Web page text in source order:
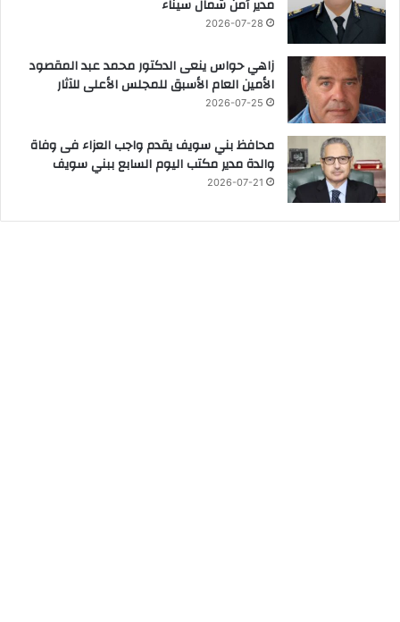
مدير أمن شمال سيناء
2026-07-28
زاهي حواس ينعى الدكتور محمد عبد المقصود
الأمين العام الأسبق للمجلس الأعلى للآثار
2026-07-25
محافظ بني سويف يقدم واجب العزاء فى وفاة
والدة مدير مكتب اليوم السابع ببني سويف
2026-07-21